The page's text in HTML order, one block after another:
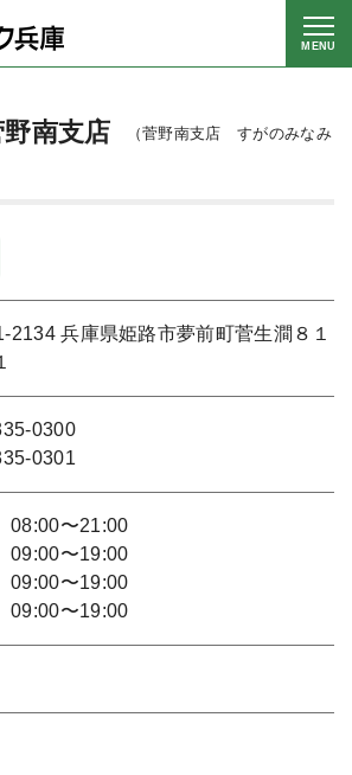
MENU
南支店
（菅野南支店 すがのみなみ
2134 兵庫県姫路市夢前町菅生澗８１
0300
0301
〜21:00
〜19:00
〜19:00
〜19:00